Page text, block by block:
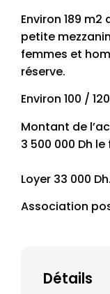
Détails
Environ 189
petite
femmes et
réserve.
Environ 100 /
Montant de
3 500 000 Dh le
Loyer 33 000 Dh.
Association